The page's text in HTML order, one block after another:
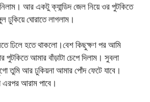
আর একটু ক্যান্ডিদ জেল নিয়ে ওর পুটকিতে
ঢুকিয়ে ঘোরাতে লাগলাম।
ঢিলে হতে থাকলো।বেশ কিছুক্ষণ পর আমি
পুটকিতে আমার বাঁড়াটা চেপে দিলাম। সুবলা
তুমি আর ঢুকিয়না আমার পোঁদ ফেটে যাবে।
আরাম পাবে।